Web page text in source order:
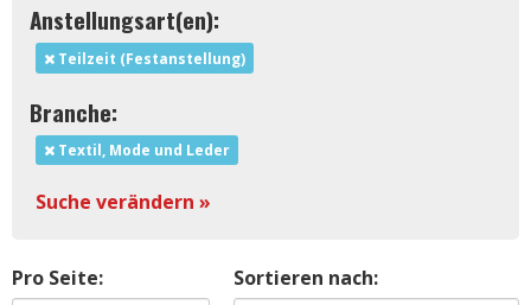
Anstellungsart(en):
Teilzeit (Festanstellung)
Branche:
Textil, Mode und Leder
Suche verändern »
Pro Seite: Sortieren nach: